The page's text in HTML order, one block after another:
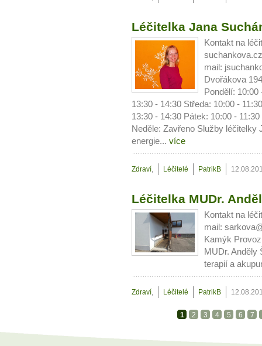
Léčitelka Jana
Kontakt na
mail:
Dvořákova
Pondělí: 10:00
13:30 - 14:30 Středa: 10:00 -
13:30 - 14:30 Pátek: 10:00 -
Neděle: Zavřeno Služby
energie... více
Zdraví, Léčitelé PatrikB
Léčitelka MUDr.
Kontakt na
mail:
Kamýk
MUDr. Anděly
terapií a
Zdraví, Léčitelé PatrikB
1 2 3 4 5 6 7